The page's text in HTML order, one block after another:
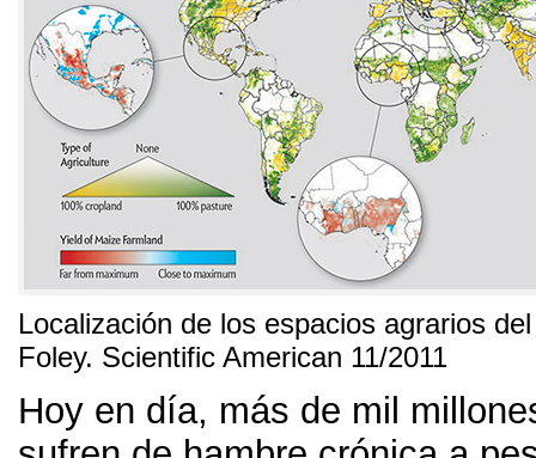
Localización de los espacios agrarios
Foley. Scientific American 11/2011
Hoy en día, más de mil